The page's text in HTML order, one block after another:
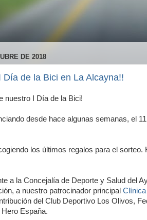
DE 2018
Día de la Bici en La Alcayna!!
nuestro I Día de la Bici!
desde hace algunas semanas, el
los últimos regalos para el
a la Concejalía de Deporte y Salud del
a nuestro patrocinador principal Clínica
del Club Deportivo Los Olivos,
España.